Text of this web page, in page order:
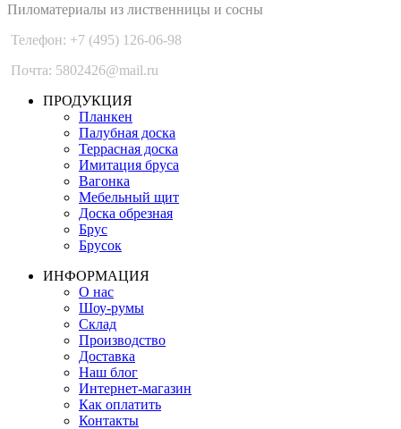
Пиломатериалы из лиственницы и сосны
Телефон: +7 (495) 126-06-98
Почта: 5802426@mail.ru
ПРОДУКЦИЯ
Планкен
Палубная доска
Террасная доска
Имитация бруса
Вагонка
Мебельный щит
Доска обрезная
Брус
Брусок
ИНФОРМАЦИЯ
О нас
Шоу-румы
Склад
Производство
Доставка
Наш блог
Интернет-магазин
Как оплатить
Контакты